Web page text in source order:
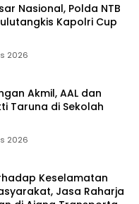
Nasional, Polda NTB
Kapolri Cup
2026
Akmil, AAL dan
Taruna di Sekolah
2026
Keselamatan
Jasa Raharja